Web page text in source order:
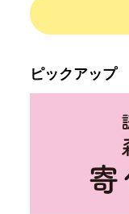
ピックアップ